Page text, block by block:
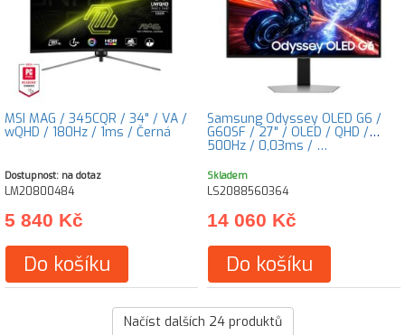
MSI MAG / 345CQR / 34" / VA /
wQHD / 180Hz / 1ms / Černá
Dostupnost: na dotaz
LM20800484
5 840 Kč
Do košíku
Samsung Odyssey OLED G6 /
G60SF / 27" / OLED / QHD /
500Hz / 0,03ms / …
Skladem
LS2088560364
14 060 Kč
Do košíku
Načíst dalších 24produktů